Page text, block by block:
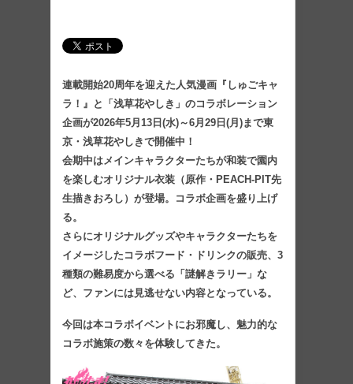
連載開始20周年を迎えた人気漫画『しゅごキャ
ラ！』と「浅草花やしき」のコラボレーション
企画が2026年5月13日(水)～6月29日(月)まで東
京・浅草花やしきで開催中！
会期中はメインキャラクターたちが和装で園内
を楽しむオリジナル衣装（原作・PEACH-PIT先
生描きおろし）が登場。コラボ企画を盛り上げ
る。
さらにオリジナルグッズやキャラクターたちを
イメージしたコラボフード・ドリンクの販売、3
種類の難易度から選べる「謎解きラリー」な
ど、ファンには見逃せない内容となっている。
今回は本コラボイベントにお邪魔し、魅力的な
コラボ施策の数々を体験してきた。